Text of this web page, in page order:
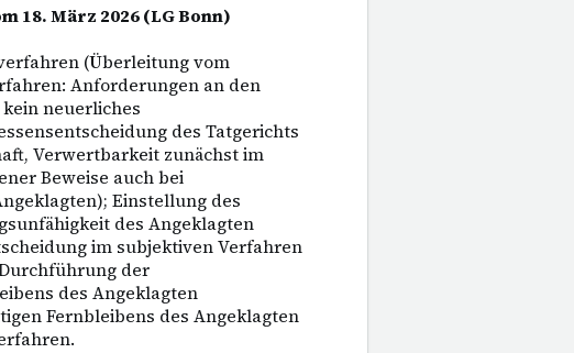
18. März 2026 (LG Bonn)
(Überleitung vom
Anforderungen an den
neuerliches
des Tatgerichts
Verwertbarkeit zunächst im
Beweise auch bei
Einstellung des
des Angeklagten
im subjektiven Verfahren
der
des Angeklagten
Fernbleibens des Angeklagten